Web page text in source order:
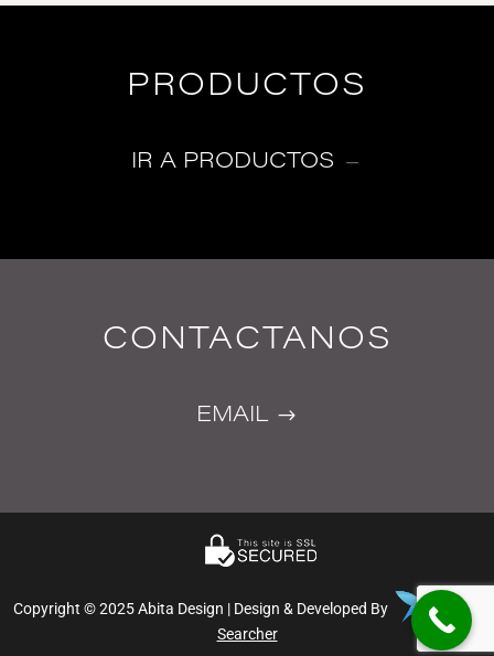
PRODUCTOS
IR A PRODUCTOS
CONTACTANOS
EMAIL
Copyright © 2025 Abita Design | Design & Developed By
Colibri
Searcher